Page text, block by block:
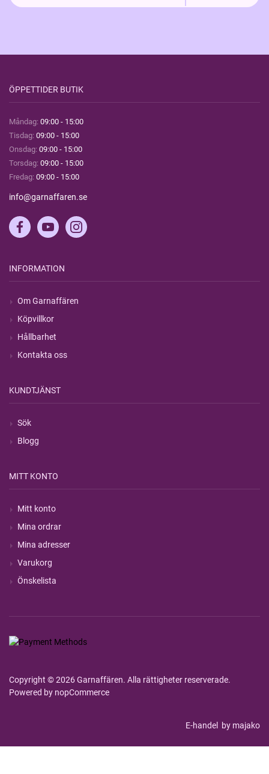
ÖPPETTIDER BUTIK
Måndag: 09:00 - 15:00
Tisdag: 09:00 - 15:00
Onsdag: 09:00 - 15:00
Torsdag: 09:00 - 15:00
Fredag: 09:00 - 15:00
info@garnaffaren.se
INFORMATION
Om Garnaffären
Köpvillkor
Hållbarhet
Kontakta oss
KUNDTJÄNST
Sök
Blogg
MITT KONTO
Mitt konto
Mina ordrar
Mina adresser
Varukorg
Önskelista
Copyright © 2026 Garnaffären. Alla rättigheter reserverade.
Powered by nopCommerce
E-handel by majako